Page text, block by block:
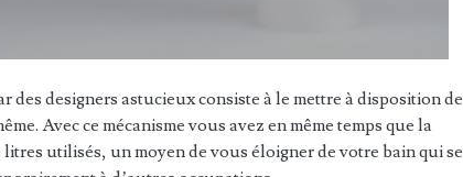
des designers astucieux consiste à le mettre à disposition de
Avec ce mécanisme vous avez en même temps que la
utilisés, un moyen de vous éloigner de votre bain qui se